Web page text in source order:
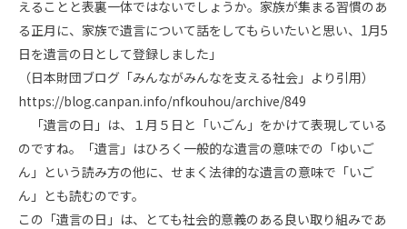
えることと表裏一体ではないでしょうか。家族が集まる習慣のあ
る正月に、家族で遺言について話をしてもらいたいと思い、1月5
日を遺言の日として登録しました」
（日本財団ブログ「みんながみんなを支える社会」より引用）
https://blog.canpan.info/nfkouhou/archive/849
「遺言の日」は、１月５日と「いごん」をかけて表現している
のですね。「遺言」はひろく一般的な遺言の意味での「ゆいご
ん」という読み方の他に、せまく法律的な遺言の意味で「いご
ん」とも読むのです。
この「遺言の日」は、とても社会的意義のある良い取り組みであ